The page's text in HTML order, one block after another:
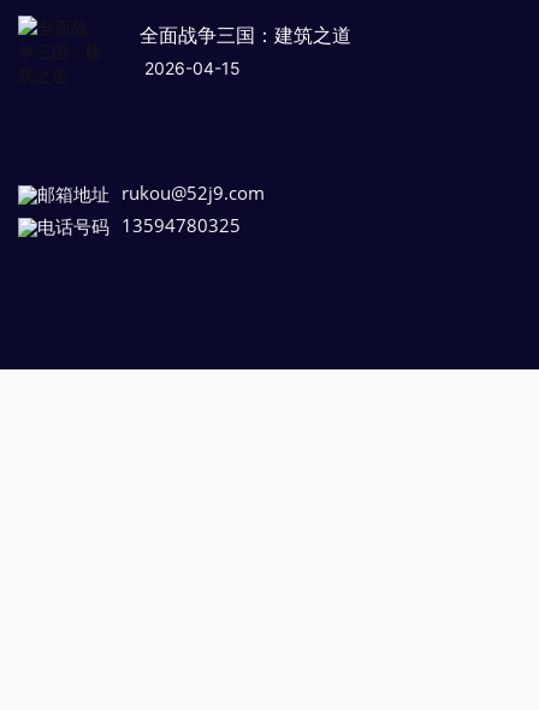
全面战争三国：建筑之道
2026-04-15
rukou@52j9.com
13594780325